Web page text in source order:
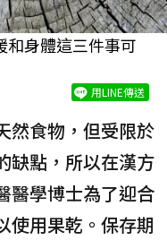
和身體這三件事可
用LINE傳送
然食物，但受限於
缺點，所以在漢方
醫學博士為了迎合
使用果乾。保存期